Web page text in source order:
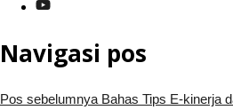
Navigasi pos
Pos sebelumnya Bahas Tips E-kinerja